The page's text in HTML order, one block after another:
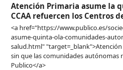
Atención Primaria asume la
CCAA refuercen los Centros
<a href="https://www.publico.es/
asume-quinta-ola-comunidades-
salud.html"
sin que las comunidades autónomas
Publico</a>